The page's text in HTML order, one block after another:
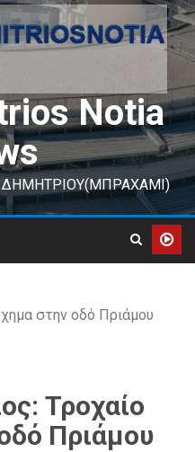
Notia
ΔΗΜΗΤΡΙΟΥ(ΜΠΡΑΧΑΜΙ)
στην οδό Πριάμου
Τροχαίο
Πριάμου